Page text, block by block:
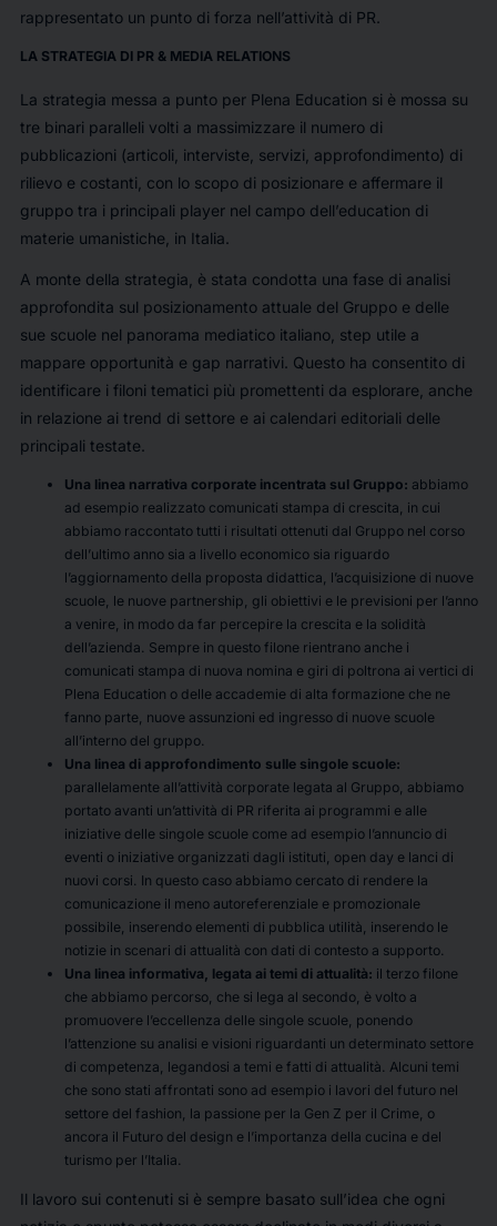
rappresentato un punto di forza nell’attività di PR.
LA STRATEGIA DI PR & MEDIA RELATIONS
La strategia messa a punto per Plena Education si è mossa su
tre binari paralleli volti a massimizzare il numero di
pubblicazioni (articoli, interviste, servizi, approfondimento) di
rilievo e costanti, con lo scopo di posizionare e affermare il
gruppo tra i principali player nel campo dell’education di
materie umanistiche, in Italia.
A monte della strategia, è stata condotta una fase di analisi
approfondita sul posizionamento attuale del Gruppo e delle
sue scuole nel panorama mediatico italiano, step utile a
mappare opportunità e gap narrativi. Questo ha consentito di
identificare i filoni tematici più promettenti da esplorare, anche
in relazione ai trend di settore e ai calendari editoriali delle
principali testate.
Una linea narrativa corporate incentrata sul Gruppo: abbiamo
ad esempio realizzato comunicati stampa di crescita, in cui
abbiamo raccontato tutti i risultati ottenuti dal Gruppo nel corso
dell’ultimo anno sia a livello economico sia riguardo
l’aggiornamento della proposta didattica, l’acquisizione di nuove
scuole, le nuove partnership, gli obiettivi e le previsioni per l’anno
a venire, in modo da far percepire la crescita e la solidità
dell’azienda. Sempre in questo filone rientrano anche i
comunicati stampa di nuova nomina e giri di poltrona ai vertici di
Plena Education o delle accademie di alta formazione che ne
fanno parte, nuove assunzioni ed ingresso di nuove scuole
all’interno del gruppo.
Una linea di approfondimento sulle singole scuole:
parallelamente all’attività corporate legata al Gruppo, abbiamo
portato avanti un’attività di PR riferita ai programmi e alle
iniziative delle singole scuole come ad esempio l’annuncio di
eventi o iniziative organizzati dagli istituti, open day e lanci di
nuovi corsi. In questo caso abbiamo cercato di rendere la
comunicazione il meno autoreferenziale e promozionale
possibile, inserendo elementi di pubblica utilità, inserendo le
notizie in scenari di attualità con dati di contesto a supporto.
Una linea informativa, legata ai temi di attualità: il terzo filone
che abbiamo percorso, che si lega al secondo, è volto a
promuovere l’eccellenza delle singole scuole, ponendo
l’attenzione su analisi e visioni riguardanti un determinato settore
di competenza, legandosi a temi e fatti di attualità. Alcuni temi
che sono stati affrontati sono ad esempio i lavori del futuro nel
settore del fashion, la passione per la Gen Z per il Crime, o
ancora il Futuro del design e l’importanza della cucina e del
turismo per l’Italia.
Il lavoro sui contenuti si è sempre basato sull’idea che ogni